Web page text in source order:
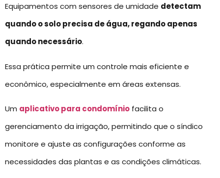
Equipamentos com sensores de umidade detectam
quando o solo precisa de água, regando apenas
quando necessário.
Essa prática permite um controle mais eficiente e
econômico, especialmente em áreas extensas.
Um aplicativo para condomínio facilita o
gerenciamento da irrigação, permitindo que o síndico
monitore e ajuste as configurações conforme as
necessidades das plantas e as condições climáticas.